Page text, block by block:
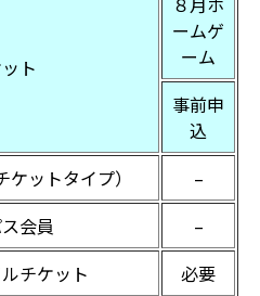
ト
ームゲ
ーム
事前申
込
ケットタイプ）
–
会員
–
チケット
必要